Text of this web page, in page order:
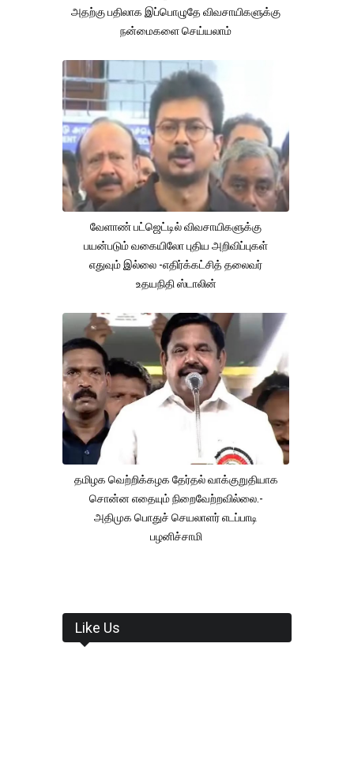
அதற்கு பதிலாக இப்பொழுதே விவசாயிகளுக்கு
நன்மைகளை செய்யலாம்
வேளாண் பட்ஜெட்டில் விவசாயிகளுக்கு
பயன்படும் வகையிலோ புதிய அறிவிப்புகள்
எதுவும் இல்லை -எதிர்க்கட்சித் தலைவர்
உதயநிதி ஸ்டாலின்
தமிழக வெற்றிக்கழக தேர்தல் வாக்குறுதியாக
சொன்ன எதையும் நிறைவேற்றவில்லை.-
அதிமுக பொதுச் செயலாளர் எடப்பாடி
பழனிச்சாமி
Like Us